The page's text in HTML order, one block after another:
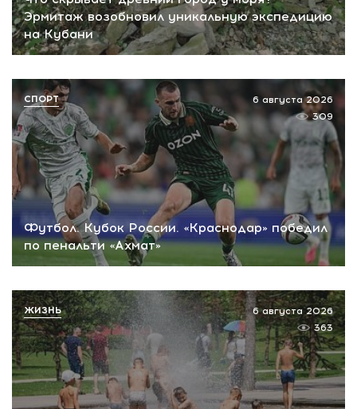
Эрмитаж возобновил уникальную экспедицию
на Кубани
Футбол. Кубок России. «Краснодар» победил
по пенальти «Ахмат»
6 августа 2026
309
СПОРТ
6 августа 2026
363
ЖИЗНЬ